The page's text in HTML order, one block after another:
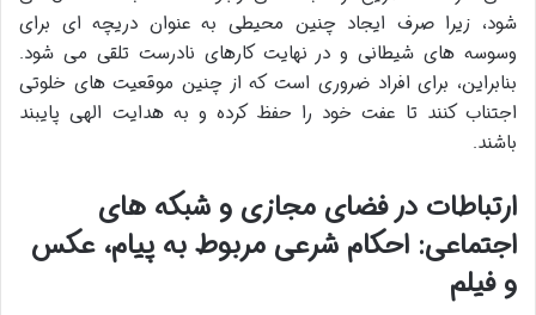
شود، زیرا صرف ایجاد چنین محیطی به عنوان دریچه ای برای
وسوسه های شیطانی و در نهایت کارهای نادرست تلقی می شود.
بنابراین، برای افراد ضروری است که از چنین موقعیت های خلوتی
اجتناب کنند تا عفت خود را حفظ کرده و به هدایت الهی پایبند
باشند.
ارتباطات در فضای مجازی و شبکه های
اجتماعی: احکام شرعی مربوط به پیام، عکس
و فیلم